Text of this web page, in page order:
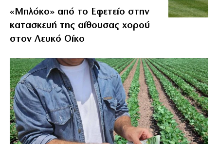
«Μπλόκο» από το Εφετείο στην
κατασκευή της αίθουσας χορού
στον Λευκό Οίκο